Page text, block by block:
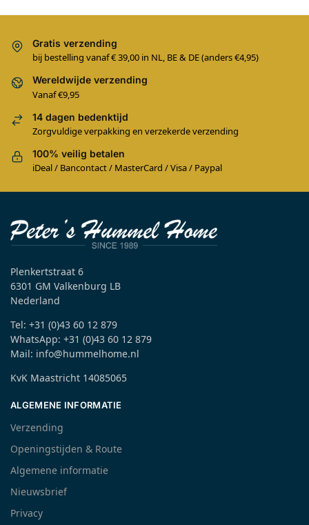
Gratis verzending
bij bestelling vanaf € 39,00 in NL, BE & DE (anders €4,95)
Wereldwijde verzending
Vanaf €9,95
14 dagen bedenktijd
Zorgvuldige verpakking en verzekerde verzending
100% veilig betalen
iDeal / Bancontact / MasterCard / Visa / Paypal
Plenkertstraat 6
6301 GM Valkenburg LB
Nederland
Tel: +31 (0)43 60 12 879
WhatsApp: +31 (0)43 60 12 879
Mail: info@hummelhome.nl
KvK Maastricht 14085065
ALGEMENE INFORMATIE
Verzending
Openingstijden & Route
Algemene informatie
Nieuwsbrief
Privacy